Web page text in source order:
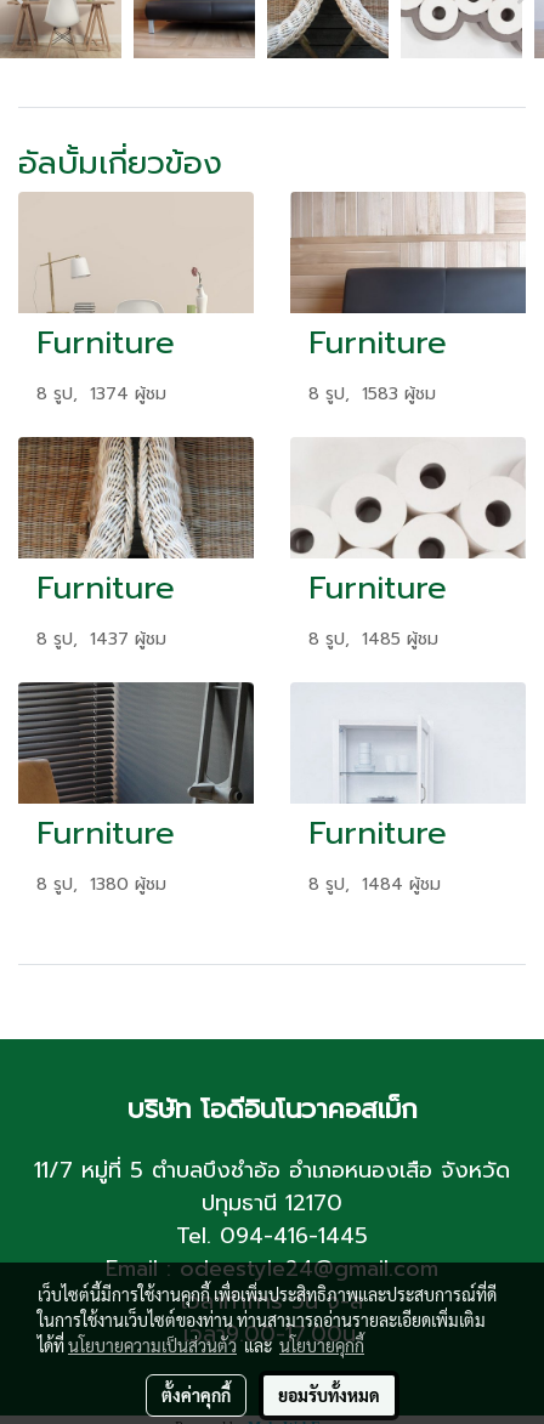
อัลบั้มเกี่ยวข้อง
Furniture
8 รูป, 1374 ผู้ชม
Furniture
8 รูป, 1583 ผู้ชม
Furniture
8 รูป, 1437 ผู้ชม
Furniture
8 รูป, 1485 ผู้ชม
Furniture
8 รูป, 1380 ผู้ชม
Furniture
8 รูป, 1484 ผู้ชม
บริษัท โอดีอินโนวาคอสเม็ก
11/7 หมู่ที่ 5 ตำบลบึงชำอ้อ อำเภอหนองเสือ จังหวัด
ปทุมธานี 12170
Tel. 094-416-1445
Email : odeestyle24@gmail.com
เวลาทำการ วัน จ-ส
เวลา9.00-17.00น.
เว็บไซต์นี้มีการใช้งานคุกกี้ เพื่อเพิ่มประสิทธิภาพและประสบการณ์ที่ดี
ในการใช้งานเว็บไซต์ของท่าน ท่านสามารถอ่านรายละเอียดเพิ่มเติม
ได้ที่นโยบายความเป็นส่วนตัวและ นโยบายคุกกี้
ตั้งค่าคุกกี้ ยอมรับทั้งหมด